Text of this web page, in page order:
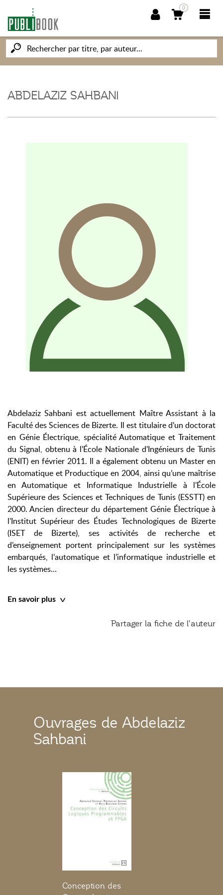
0
NOUVEAUTÉS
PUBLIBOOK
SOCIÉTÉ DES ÉCRIVAINS
CONNAISSANCES ET SAVOIRS
ABDELAZIZ SAHBANI
Abdelaziz Sahbani est actuellement Maître Assistant à la
Faculté des Sciences de Bizerte. Il est titulaire d’un doctorat
en Génie Électrique, spécialité Automatique et Traitement
du Signal, obtenu à l’École Nationale d’Ingénieurs de Tunis
(ENIT) en février 2011. Il a également obtenu un Master en
Automatique et Productique en 2004, ainsi qu’une maîtrise
en Automatique et Informatique Industrielle à l’École
Supérieure des Sciences et Techniques de Tunis (ESSTT) en
2000. Ancien directeur du département Génie Électrique à
l’Institut Supérieur des Études Technologiques de Bizerte
(ISET de Bizerte), ses activités de recherche et
d’enseignement portent principalement sur les systèmes
embarqués, l’automatique et l’informatique industrielle et
les systèmes...
En savoir plus
Partager la fiche de l'auteur
Ouvrages de Abdelaziz
Sahbani
Conception des